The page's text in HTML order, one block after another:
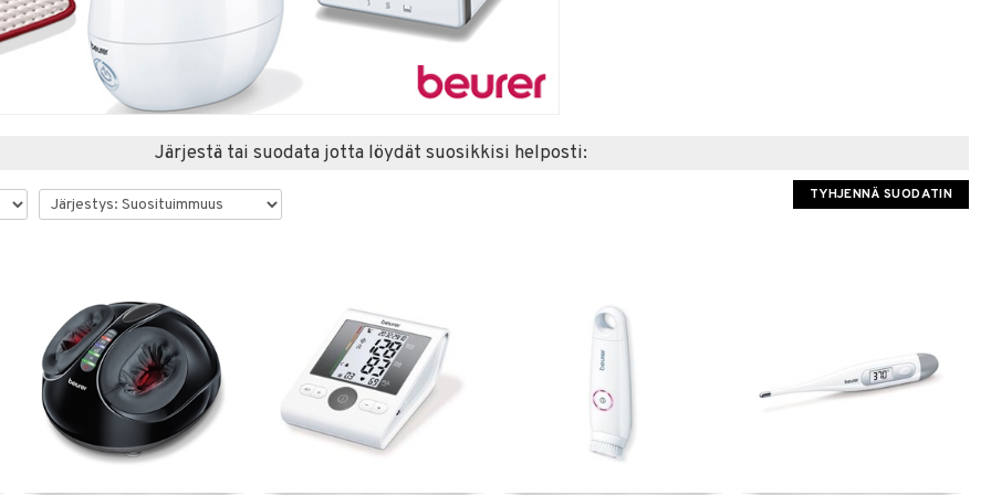
Järjestä tai suodata jotta löydät suosikkisi helposti:
TYHJENNÄ SUODATIN